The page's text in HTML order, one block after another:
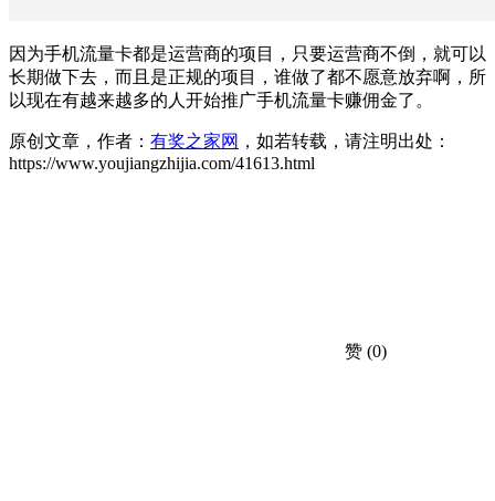
因为手机流量卡都是运营商的项目，只要运营商不倒，就可以
长期做下去，而且是正规的项目，谁做了都不愿意放弃啊，所
以现在有越来越多的人开始推广手机流量卡赚佣金了。
原创文章，作者： 有奖之家网 ，如若转载，请注明出处：
https://www.youjiangzhijia.com/41613.html
赞 (0)